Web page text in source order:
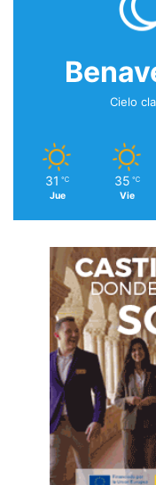
Cielo
31 ℃
Jue
35 ℃
Vie